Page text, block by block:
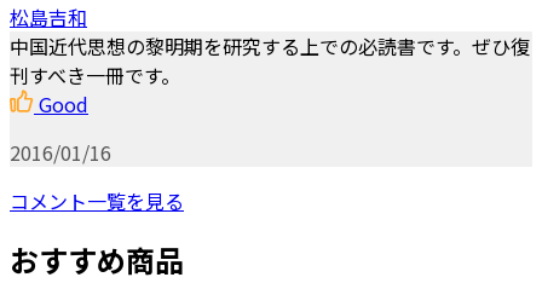
松島吉和
中国近代思想の黎明期を研究する上での必読書です。ぜひ復
刊すべき一冊です。
Good
2016/01/16
コメント一覧を見る
おすすめ商品